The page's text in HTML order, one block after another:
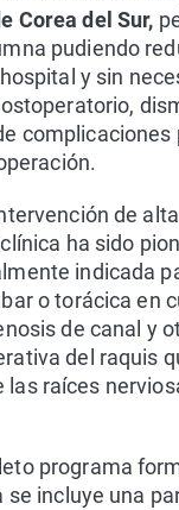
Corea del Sur,
pudiendo
y sin
complicaciones
de
ha sido
indicada
o torácica en
de canal y
del raquis
las raíces
programa
incluye una